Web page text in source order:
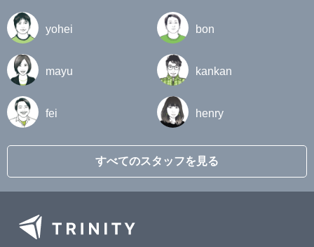
yohei bon
mayu kankan
fei henry
すべてのスタッフを見る